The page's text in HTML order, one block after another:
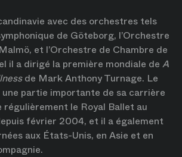
avec des orchestres tels
de Göteborg, l’Orchestre
et l’Orchestre de Chambre de
il a dirigé la première mondiale de A
de Mark Anthony Turnage. Le
partie importante de sa carrière
régulièrement le Royal Ballet au
février 2004, et il a également
aux États-Unis, en Asie et en